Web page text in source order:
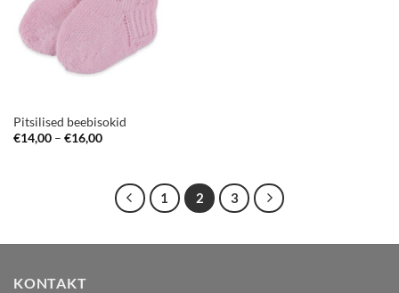
Pitsilised beebisokid
€14,00 – €16,00Price
€16,00
1 2 3
KONTAKT